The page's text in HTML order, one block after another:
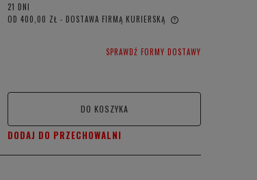
21 DNI
OD 400,00 ZŁ - DOSTAWA FIRMĄ KURIERSKĄ
CENA NIE ZAWIERA EWENTUALNYCHSPRAWDŹ FORMY DOSTAWY
DO KOSZYKA
DODAJ DO PRZECHOWALNI